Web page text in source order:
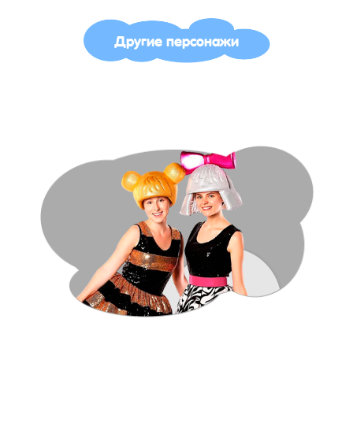
Другие персонажи